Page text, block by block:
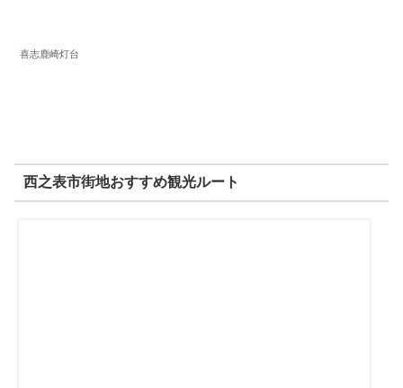
喜志鹿崎灯台
西之表市街地おすすめ観光ルート